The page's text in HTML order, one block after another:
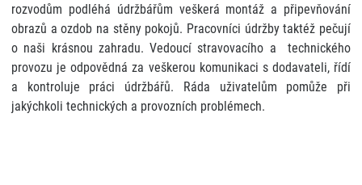
rozvodům podléhá údržbářům veškerá montáž a připevňování
obrazů a ozdob na stěny pokojů. Pracovníci údržby taktéž pečují
o naši krásnou zahradu. Vedoucí stravovacího a technického
provozu je odpovědná za veškerou komunikaci s dodavateli, řídí
a kontroluje práci údržbářů. Ráda uživatelům pomůže při
jakýchkoli technických a provozních problémech.